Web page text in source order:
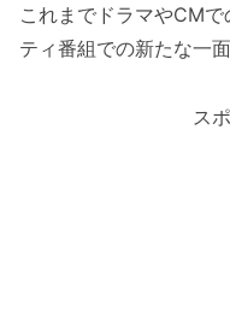
これまでドラマやCM
ティ番組での新たな一
ス